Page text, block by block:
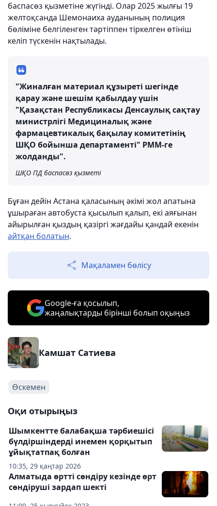
баспасөз қызметіне жүгінді. Олар 2025 жылғы 19
желтоқсанда Шемонаиха ауданының полиция
бөліміне белгіленген тәртіппен тіркелген өтініш
келіп түскенін нақтылады.
"Жиналған материал құзыреті шегінде
қарау және шешім қабылдау үшін
"Қазақстан Республикасы Денсаулық сақтау
министрлігі Медициналық және
фармацевтикалық бақылау комитетінің
ШҚО бойынша департаменті" РММ-ге
жолданды".
ШҚО ПД баспасөз қызметі
Бұған дейін Астана қаласының әкімі жол апатына
ұшыраған автобуста қысылып қалып, екі аяғынан
айырылған қыздың қазіргі жағдайы қандай екенін
айтқан болатын.
Мақаламен бөлісу
Google-ға қосылып,
жаңалықтарды бірінші болып оқыңыз
Камшат Сатиева
Өскемен
Оқи отырыңыз
10:35, 29 қаңтар 2026
Шымкентте балабақша тәрбиешісі
бүлдіршіндерді инемен қорқытып
ұйықтатпақ болған
Алматыда өртті сөндіру кезінде өрт
сөндіруші зардап шекті